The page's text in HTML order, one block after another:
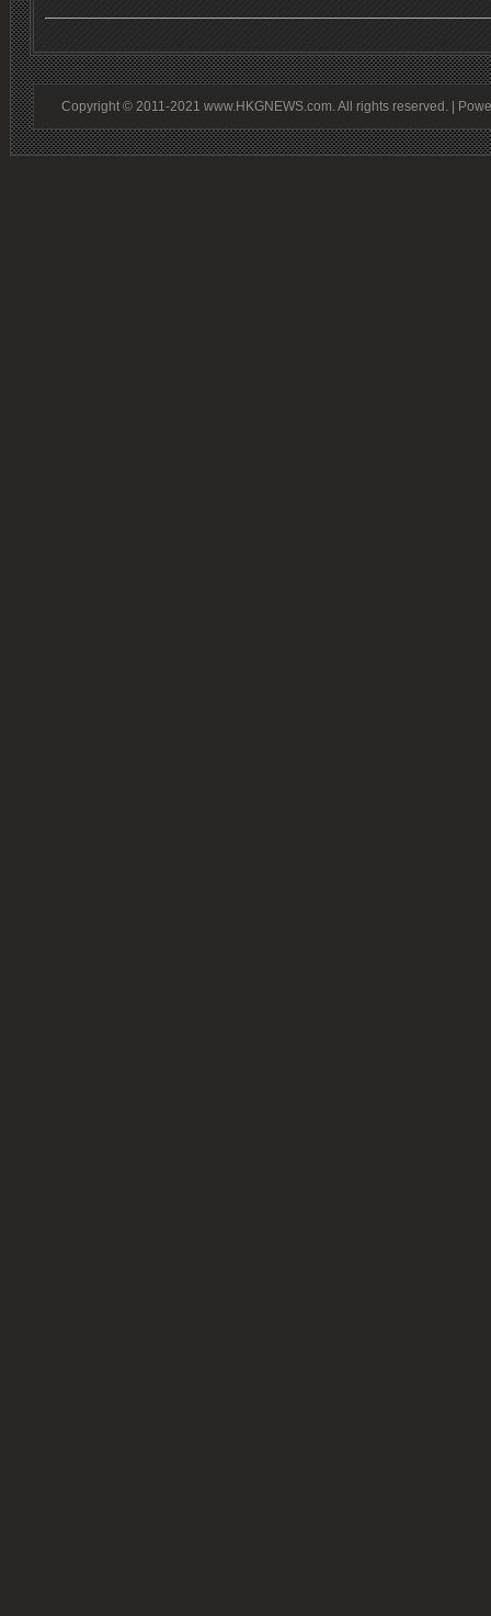
Copyright © 2011-2021 www.HKGNEWS.com. All rights reserved. |